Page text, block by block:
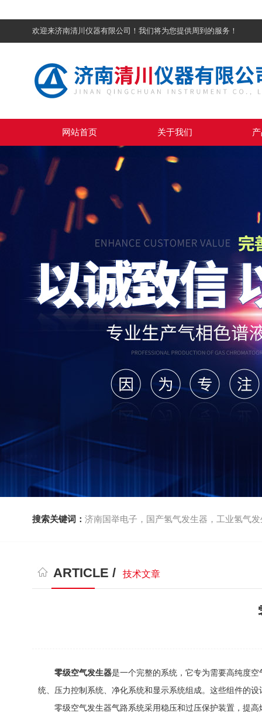
欢迎来济南清川仪器有限公司！我们将为您提供周到的服务！
网站首页 关于我们
搜索关键词： 济南国举电子，国产氢气发生器，工业氢气
ARTICLE / 技术文章
零级空气发生器是一个完整的系统，它专为需要高纯度
统、压力控制系统、净化系统和显示系统组成。这些组件的
零级空气发生器气路系统采用稳压和过压保护装置，提高